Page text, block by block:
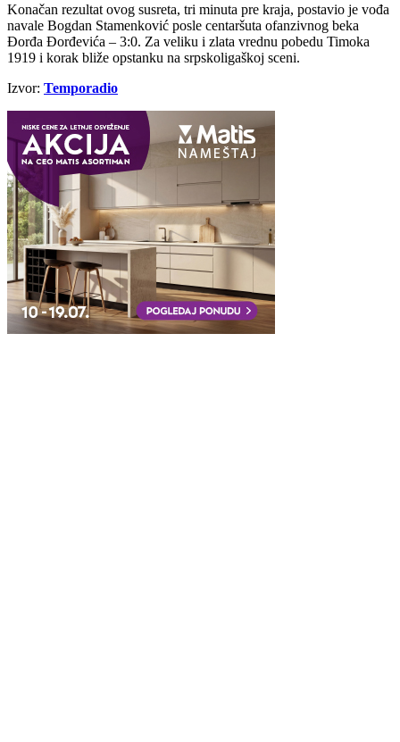
Konačan rezultat ovog susreta, tri minuta pre kraja, postavio je vođa
navale Bogdan Stamenković posle centaršuta ofanzivnog beka
Đorđa Đorđevića – 3:0. Za veliku i zlata vrednu pobedu Timoka
1919 i korak bliže opstanku na srpskoligaškoj sceni.
Izvor: Temporadio